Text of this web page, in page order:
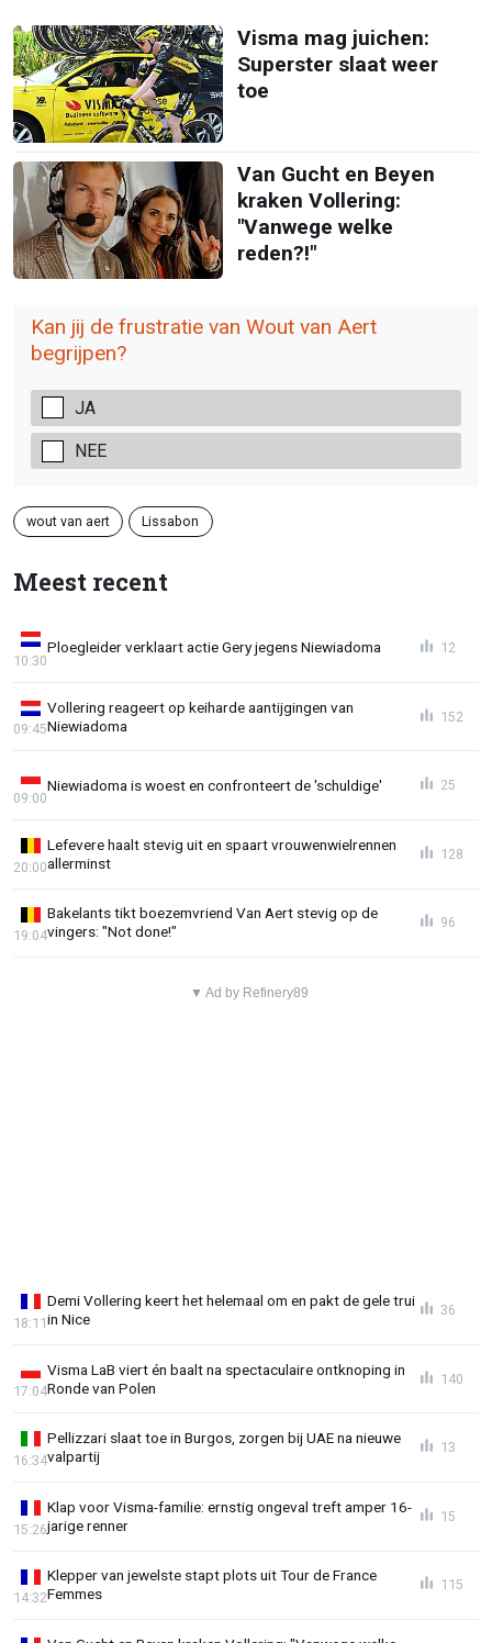
Visma mag juichen:
Superster slaat weer
toe
Van Gucht en Beyen
kraken Vollering:
"Vanwege welke
reden?!"
Kan jij de frustratie van Wout van Aert
begrijpen?
JA
NEE
wout van aert Lissabon
Meest recent
Ploegleider verklaart actie Gery jegens Niewiadoma
10:30
12
Vollering reageert op keiharde aantijgingen van
Niewiadoma
09:45
152
Niewiadoma is woest en confronteert de 'schuldige'
09:00
25
Lefevere haalt stevig uit en spaart vrouwenwielrennen
allerminst
20:00
128
Bakelants tikt boezemvriend Van Aert stevig op de
vingers: "Not done!"
19:04
96
▼ Ad by Refinery89
Demi Vollering keert het helemaal om en pakt de gele trui
in Nice
18:11
36
Visma LaB viert én baalt na spectaculaire ontknoping in
Ronde van Polen
17:04
140
Pellizzari slaat toe in Burgos, zorgen bij UAE na nieuwe
valpartij
16:34
13
Klap voor Visma-familie: ernstig ongeval treft amper 16-
jarige renner
15:26
15
Klepper van jewelste stapt plots uit Tour de France
Femmes
14:32
115